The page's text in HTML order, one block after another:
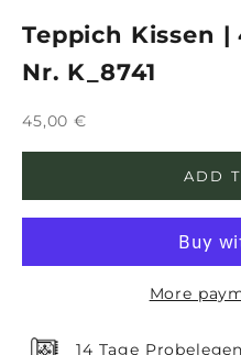
Teppich Kissen
Nr. K_8741
Sale price
45,00 €
ADD
More
14 Tage Probelegen